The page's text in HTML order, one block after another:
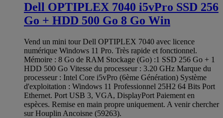
Dell OPTIPLEX 7040 i5vPro SSD 256
Go + HDD 500 Go 8 Go Win
Vend un mini tour Dell OPTIPLEX 7040 avec licence
numérique Windows 11 Pro. Très rapide et fonctionnel.
Mémoire : 8 Go de RAM Stockage (Go) :1 SSD 256 Go + 1
HDD 500 Go Vitesse du processeur : 3.20 GHz Marque du
processeur : Intel Core i5vPro (6ème Génération) Système
d'exploitation : Windows 11 Professionnel 25H2 64 Bits Port
Ethernet. Port USB 3, VGA, DisplayPort Paiement en
espèces. Remise en main propre uniquement. A venir chercher
sur Houplin Ancoisne (59263).